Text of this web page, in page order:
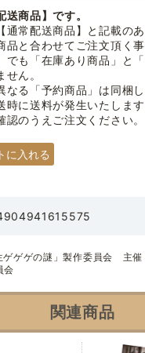
商品】です。
通常配送商品】と記載の
品と合わせてご注文頂く事
でも「在庫あり商品」と
ん。
なる「予約商品」は同梱
時に送料が発生いたしま
のうえご注文ください。
ゲゲゲの謎」製作委員会 主
会
関連商品